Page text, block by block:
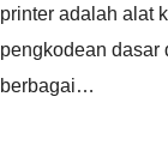
printer adalah alat
pengkodean dasar
berbagai…